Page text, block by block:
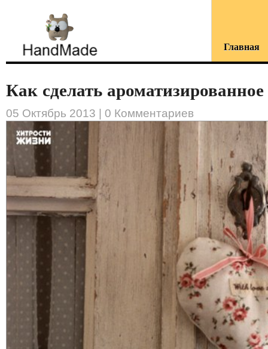
Главная
Как сделать
05 Октябрь 2013 | 0 Комментариев